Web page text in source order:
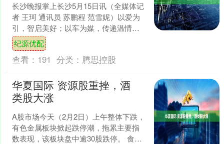
长沙晚报掌上长沙5月15日讯（全媒体记
者 王珂 通讯员 苏鹏程 范雪妮）以爱为
引，智启美好；以车为媒，传递温情。5
月15日，湖南移动“515爱家日”大篷车巡
游活....
纪源优配
查看： 191 分类： 腾思控股
华夏国际 资源股重挫，酒
类股大涨
A股市场今天（2月2日）上午整体下跌，
有色金属板块掀起跌停潮，拖累主要指
数表现，该板块盘中逾30股跌停。 食品